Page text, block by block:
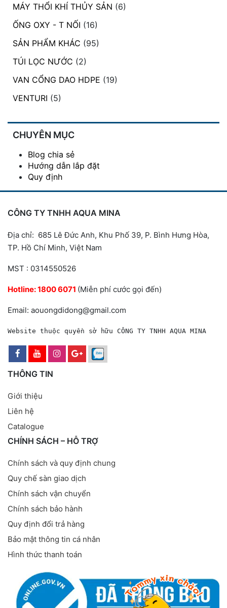
sẻ
Liên
hệ
MÁY THỔI KHÍ THỦY SẢN (6)
ỐNG OXY - T NỐI (16)
SẢN PHẨM KHÁC (95)
TÚI LỌC NƯỚC (2)
VAN CỔNG DAO HDPE (19)
VENTURI (5)
CHUYÊN MỤC
Blog chia sẻ
Hướng dẫn lắp đặt
Quy định
CÔNG TY TNHH AQUA MINA
Địa chỉ: 685 Lê Đức Anh, Khu Phố 39, P. Bình Hưng Hòa,
TP. Hồ Chí Minh, Việt Nam
MST : 0314550526
Hotline:1800 6071 (Miễn phí cước gọi đến)
Email: aouongdidong@gmail.com
Website thuộc quyền sở hữu CÔNG TY TNHH AQUA MINA
THÔNG TIN
Giới thiệu
Liên hệ
Catalogue
CHÍNH SÁCH – HỖ TRỢ
Chính sách và quy định chung
Quy chế sàn giao dịch
Chính sách vận chuyển
Chính sách bảo hành
Quy định đổi trả hàng
Bảo mật thông tin cá nhân
Hình thức thanh toán